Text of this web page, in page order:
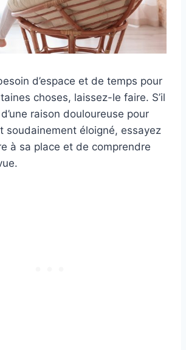
d’espace et de temps pour
choses, laissez-le faire. S’il
raison douloureuse pour
soudainement éloigné, essayez
à sa place et de comprendre